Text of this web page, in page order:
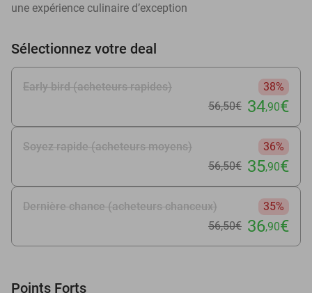
une expérience culinaire d’exception
Sélectionnez votre deal
Early bird (acheteurs rapides)
38%
56,50€ 34,90€
Soyez rapide (acheteurs moyens)
36%
56,50€ 35,90€
Dernière chance (acheteurs chanceux)
35%
56,50€ 36,90€
Points Forts